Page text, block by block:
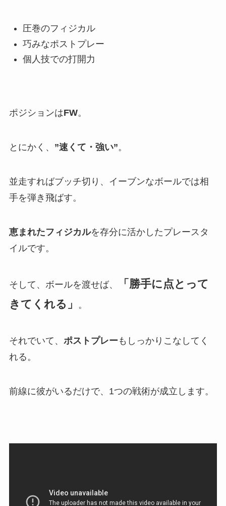
圧巻のフィジカル
巧みなポストプレー
個人技での打開力
ポジションはFW。
とにかく、 ”速くて・強い”。
並走すればブッチ切り、イーブンなボールでは相
手を弾き飛ばす。
恵まれたフィジカルを存分に活かしたプレースタ
イルです。
そして、ボールを渡せば、
「勝手に点とって
きてくれる」
。
それでいて、 ポストプレー もしっかりこなしてく
れる。
前線に彼がいるだけで、1つの戦術が成立します。